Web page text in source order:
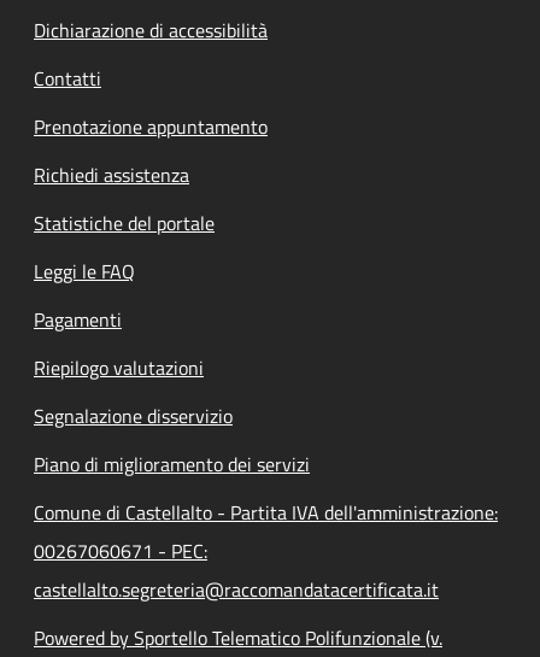
Dichiarazione di accessibilità
Contatti
Prenotazione appuntamento
Richiedi assistenza
Statistiche del portale
Leggi le FAQ
Pagamenti
Riepilogo valutazioni
Segnalazione disservizio
Piano di miglioramento dei servizi
Comune di Castellalto - Partita IVA dell'amministrazione:
00267060671 - PEC:
castellalto.segreteria@raccomandatacertificata.it
Powered by Sportello Telematico Polifunzionale (v.